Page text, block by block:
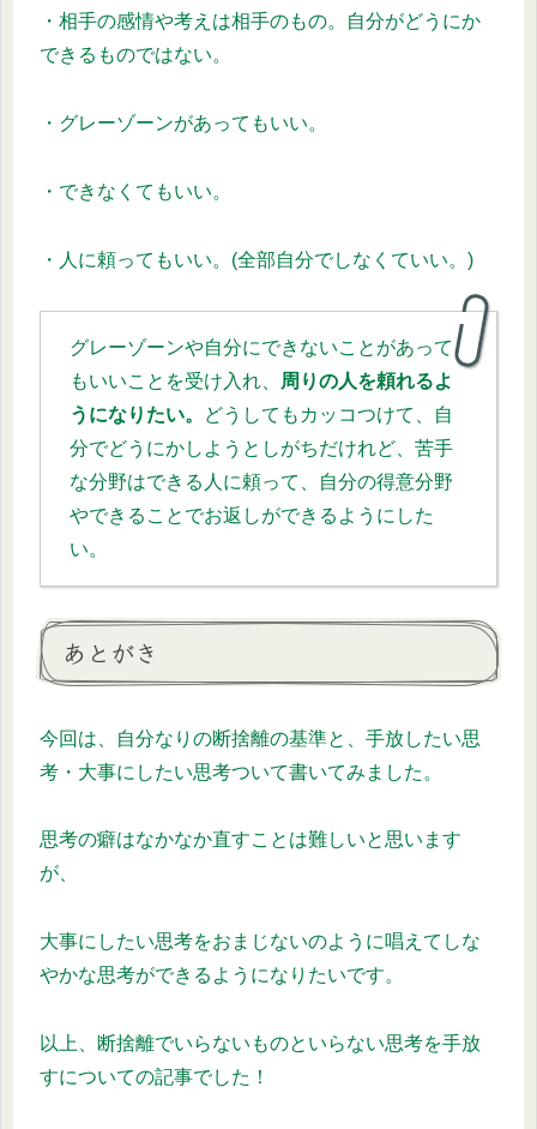
・相手の感情や考えは相手のもの。自分がどうにか
できるものではない。
・グレーゾーンがあってもいい。
・できなくてもいい。
・人に頼ってもいい。(全部自分でしなくていい。)
グレーゾーンや自分にできないことがあって
もいいことを受け入れ、 周りの人を頼れるよ
うになりたい。
どうしてもカッコつけて、自
分でどうにかしようとしがちだけれど、苦手
な分野はできる人に頼って、自分の得意分野
やできることでお返しができるようにした
い。
あとがき
今回は、自分なりの断捨離の基準と、手放したい思
考・大事にしたい思考ついて書いてみました。
思考の癖はなかなか直すことは難しいと思います
が、
大事にしたい思考をおまじないのように唱えてしな
やかな思考ができるようになりたいです。
以上、断捨離でいらないものといらない思考を手放
すについての記事でした！